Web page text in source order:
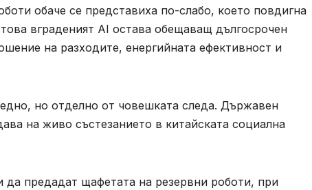
обаче се представиха по-слабо, което повдигна
вграденият AI остава обещаващ дългосрочен
на разходите, енергийната ефективност и
но отделно от човешката следа. Държавен
на живо състезанието в китайската социална
предадат щафетата на резервни роботи, при